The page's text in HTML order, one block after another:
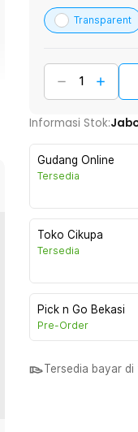
- 17:00)Selengkapnya
Transparent
Informasi Stok:
Gudang Online
Tersedia
Toko Cikupa
Tersedia
Pick n Go Bekasi
Pre-Order
Tersedia bayar